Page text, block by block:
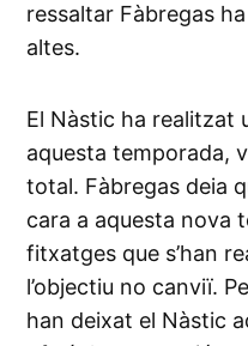
ressaltar Fàbregas
altes.
El Nàstic ha realitzat
aquesta temporada,
total. Fàbregas deia
cara a aquesta nova
fitxatges que s’han
l’objectiu no canviï.
han deixat el Nàstic